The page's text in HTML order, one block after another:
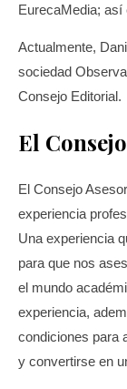
EurecaMedia; así
Actualmente,
sociedad
Consejo Editorial.
El
El Consejo
experiencia
Una experiencia
para que nos
el mundo
experiencia,
condiciones para
y convertirse en